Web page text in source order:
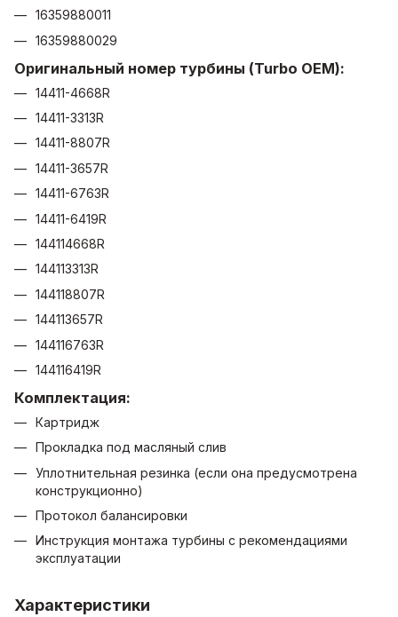
16359880011
16359880029
Оригинальный номер турбины (Turbo OEM):
14411-4668R
14411-3313R
14411-8807R
14411-3657R
14411-6763R
14411-6419R
144114668R
144113313R
144118807R
144113657R
144116763R
144116419R
Комплектация:
Картридж
Прокладка под масляный слив
Уплотнительная резинка (если она предусмотрена
конструкционно)
Протокол балансировки
Инструкция монтажа турбины с рекомендациями
эксплуатации
Характеристики